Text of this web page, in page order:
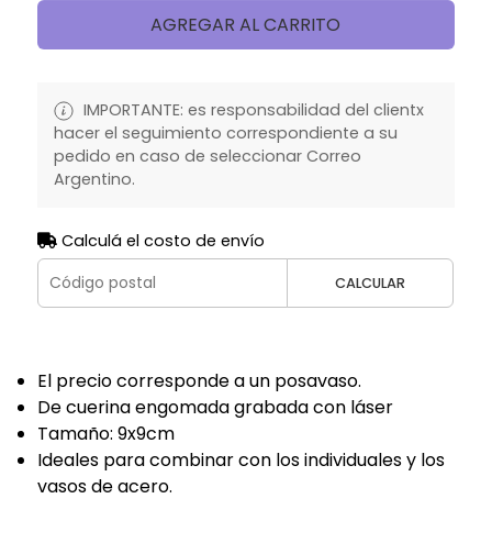
AGREGAR AL CARRITO
IMPORTANTE: es responsabilidad del clientx
hacer el seguimiento correspondiente a su
pedido en caso de seleccionar Correo
Argentino.
Calculá el costo de envío
CALCULAR
El precio corresponde a un posavaso.
De cuerina engomada grabada con láser
Tamaño: 9x9cm
Ideales para combinar con los individuales y los
vasos de acero.